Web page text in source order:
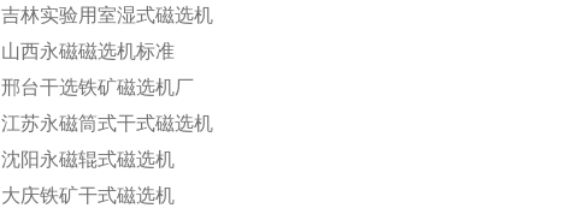
吉林实验用室湿式磁选机
山西永磁磁选机标准
邢台干选铁矿磁选机厂
江苏永磁筒式干式磁选机
沈阳永磁辊式磁选机
大庆铁矿干式磁选机